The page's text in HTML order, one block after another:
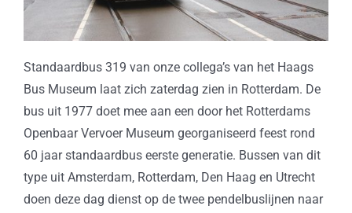
Standaardbus 319 van onze collega’s van het Haags
Bus Museum laat zich zaterdag zien in Rotterdam. De
bus uit 1977 doet mee aan een door het Rotterdams
Openbaar Vervoer Museum georganiseerd feest rond
60 jaar standaardbus eerste generatie. Bussen van dit
type uit Amsterdam, Rotterdam, Den Haag en Utrecht
doen deze dag dienst op de twee pendelbuslijnen naar